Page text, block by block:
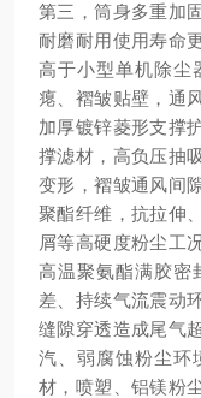
第三，筒身多重加
耐磨耐用使用寿命
高于小型单机除尘
瘪、褶皱贴壁，通
加厚镀锌菱形支撑
撑滤材，高负压抽
变形，褶皱通风间
聚酯纤维，抗拉伸
屑等高硬度粉尘工
高温聚氨酯满胶密
差、持续气流震动
缝隙穿透造成尾气
汽、弱腐蚀粉尘环
材，喷塑、铝镁粉